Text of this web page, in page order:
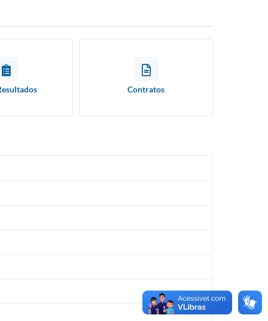
Contratos